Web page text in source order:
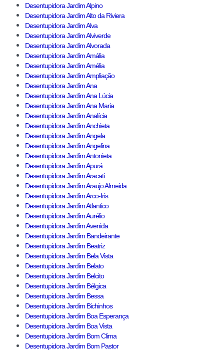
Desentupidora Jardim Alpino
Desentupidora Jardim Alto da Riviera
Desentupidora Jardim Alva
Desentupidora Jardim Alviverde
Desentupidora Jardim Alvorada
Desentupidora Jardim Amália
Desentupidora Jardim Amélia
Desentupidora Jardim Ampliação
Desentupidora Jardim Ana
Desentupidora Jardim Ana Lúcia
Desentupidora Jardim Ana Maria
Desentupidora Jardim Analícia
Desentupidora Jardim Anchieta
Desentupidora Jardim Angela
Desentupidora Jardim Angelina
Desentupidora Jardim Antonieta
Desentupidora Jardim Apurá
Desentupidora Jardim Aracati
Desentupidora Jardim Araujo Almeida
Desentupidora Jardim Arco-Iris
Desentupidora Jardim Atlantico
Desentupidora Jardim Aurélio
Desentupidora Jardim Avenida
Desentupidora Jardim Bandeirante
Desentupidora Jardim Beatriz
Desentupidora Jardim Bela Vista
Desentupidora Jardim Belato
Desentupidora Jardim Belcito
Desentupidora Jardim Bélgica
Desentupidora Jardim Bessa
Desentupidora Jardim Bichinhos
Desentupidora Jardim Boa Esperança
Desentupidora Jardim Boa Vista
Desentupidora Jardim Bom Clima
Desentupidora Jardim Bom Pastor